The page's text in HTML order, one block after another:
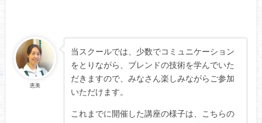
恵美
当スクールでは、少数でコミュニケーション
をとりながら、ブレンドの技術を学んでいた
だきますので、みなさん楽しみながらご参加
いただけます。
これまでに開催した講座の様子は、こちらの